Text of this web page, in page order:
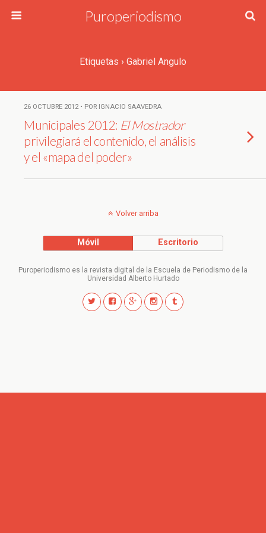
Puroperiodismo
Etiquetas › Gabriel Angulo
26 OCTUBRE 2012 • POR IGNACIO SAAVEDRA
Municipales 2012: El Mostrador
privilegiará el contenido, el análisis
y el «mapa del poder»
Volver arriba
Móvil Escritorio
Puroperiodismo es la revista digital de la Escuela de Periodismo de la
Universidad Alberto Hurtado